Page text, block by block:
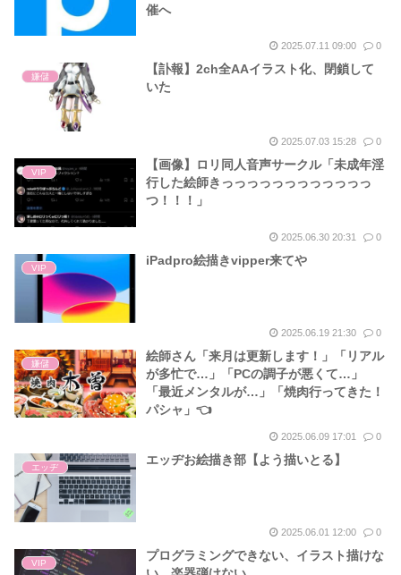
催へ
2025.07.11 09:00 0
嫌儲
【訃報】2ch全AAイラスト化、閉鎖して
いた
2025.07.03 15:28 0
VIP
【画像】ロリ同人音声サークル「未成年淫
行した絵師きっっっっっっっっっっっっ
つ！！！」
2025.06.30 20:31 0
VIP
iPadpro絵描きvipper来てや
2025.06.19 21:30 0
嫌儲
絵師さん「来月は更新します！」「リアル
が多忙で…」「PCの調子が悪くて…」
「最近メンタルが…」「焼肉行ってきた！
パシャ」👈
2025.06.09 17:01 0
エッヂ
エッヂお絵描き部【よう描いとる】
2025.06.01 12:00 0
VIP
プログラミングできない、イラスト描けな